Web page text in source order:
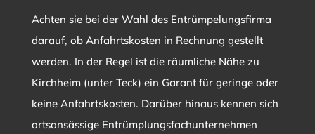
Achten sie bei der Wahl des Entrümpelungsfirma
darauf, ob Anfahrtskosten in Rechnung gestellt
werden. In der Regel ist die räumliche Nähe zu
Kirchheim (unter Teck) ein Garant für geringe oder
keine Anfahrtskosten. Darüber hinaus kennen sich
ortsansässige Entrümplungsfachunternehmen